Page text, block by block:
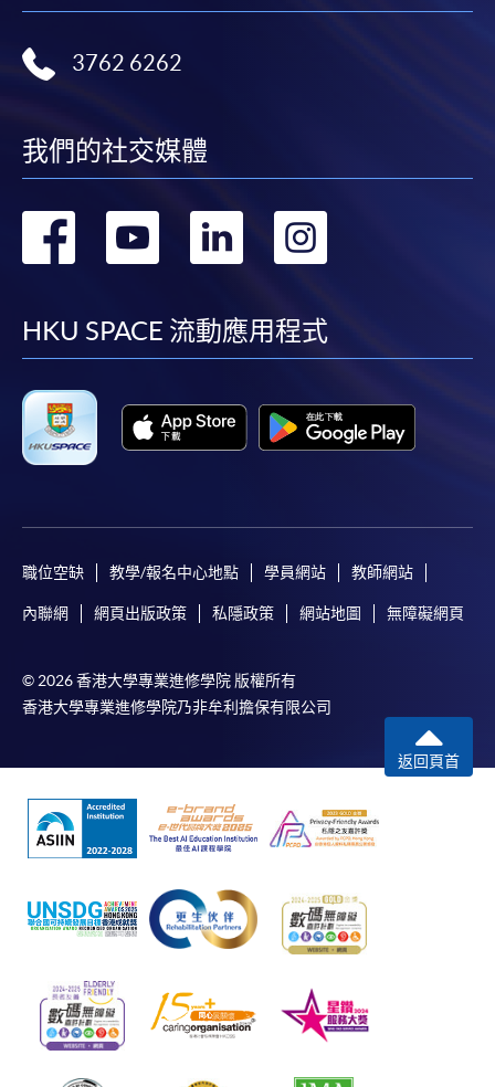
3762 6262
我們的社交媒體
轉
facebook
轉
youtube
轉
linkedin
轉
HKU SPACE 流動應用程式
職位空缺 教學/報名中心地點 學員網站 教師網站
內聯網 網頁出版政策 私隱政策 網站地圖 無障礙網頁
© 2026 香港大學專業進修學院 版權所有
香港大學專業進修學院乃非牟利擔保有限公司
返回頁首